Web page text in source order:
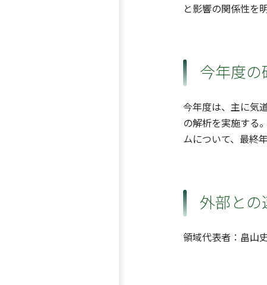
と影響の関係性を
今年度の
今年度は、主に気
の解析を実施する
ムについて、最終
外部との
領域代表者：畠山